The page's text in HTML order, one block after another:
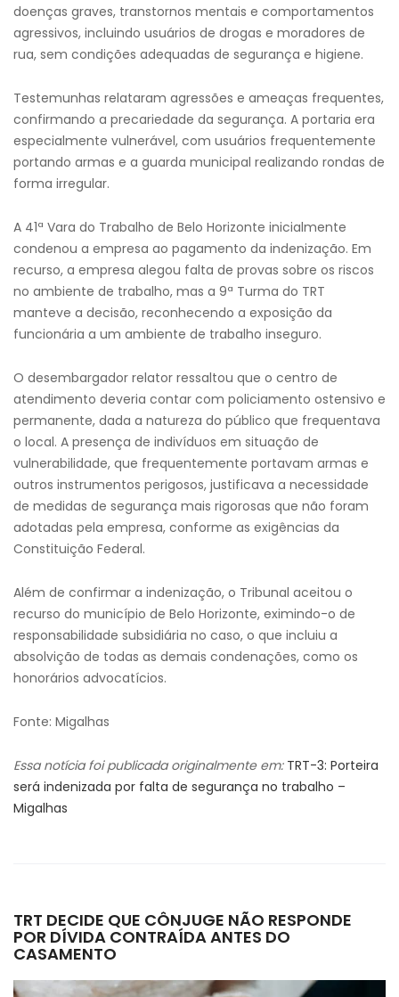
doenças graves, transtornos mentais e comportamentos
agressivos, incluindo usuários de drogas e moradores de
rua, sem condições adequadas de segurança e higiene.
Testemunhas relataram agressões e ameaças frequentes,
confirmando a precariedade da segurança. A portaria era
especialmente vulnerável, com usuários frequentemente
portando armas e a guarda municipal realizando rondas de
forma irregular.
A 41ª Vara do Trabalho de Belo Horizonte inicialmente
condenou a empresa ao pagamento da indenização. Em
recurso, a empresa alegou falta de provas sobre os riscos
no ambiente de trabalho, mas a 9ª Turma do TRT
manteve a decisão, reconhecendo a exposição da
funcionária a um ambiente de trabalho inseguro.
O desembargador relator ressaltou que o centro de
atendimento deveria contar com policiamento ostensivo e
permanente, dada a natureza do público que frequentava
o local. A presença de indivíduos em situação de
vulnerabilidade, que frequentemente portavam armas e
outros instrumentos perigosos, justificava a necessidade
de medidas de segurança mais rigorosas que não foram
adotadas pela empresa, conforme as exigências da
Constituição Federal.
Além de confirmar a indenização, o Tribunal aceitou o
recurso do município de Belo Horizonte, eximindo-o de
responsabilidade subsidiária no caso, o que incluiu a
absolvição de todas as demais condenações, como os
honorários advocatícios.
Fonte: Migalhas
Essa notícia foi publicada originalmente em: TRT-3: Porteira
será indenizada por falta de segurança no trabalho –
Migalhas
TRT DECIDE QUE CÔNJUGE NÃO RESPONDE
POR DÍVIDA CONTRAÍDA ANTES DO
CASAMENTO